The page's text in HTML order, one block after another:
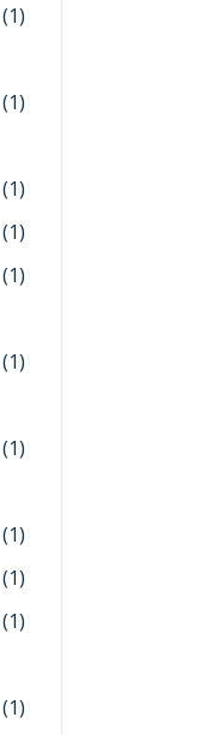
(1)
(1)
(1)
(1)
(1)
(1)
(1)
(1)
(1)
(1)
(1)